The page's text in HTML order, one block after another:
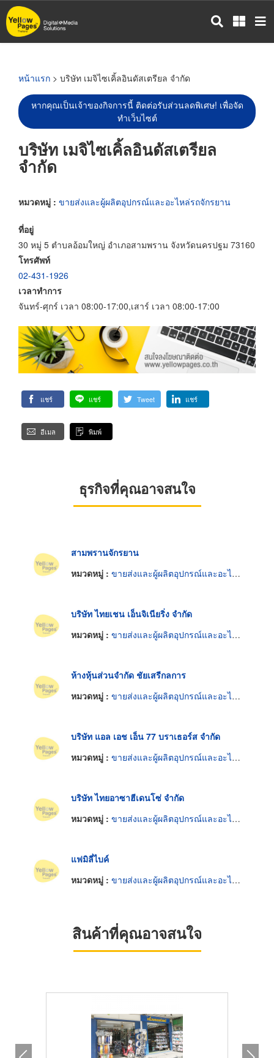
ข้าม
ไป
หน้าแรก > บริษัท เมจิไซเคิ้ลอินดัสเตรียล จำกัด
หากคุณเป็นเจ้าของกิจการนี้ ติดต่อรับส่วนลดพิเศษ! เพื่อจัด
ทำเว็บไซต์
บริษัท เมจิไซเคิ้ลอินดัสเตรียล
จำกัด
หมวดหมู่ : ขายส่งและผู้ผลิตอุปกรณ์และอะไหล่รถจักรยาน
ที่อยู่
30 หมู่ 5 ตำบลอ้อมใหญ่ อำเภอสามพราน จังหวัดนครปฐม 73160
โทรศัพท์
02-431-1926
เวลาทำการ
จันทร์-ศุกร์ เวลา 08:00-17:00,เสาร์ เวลา 08:00-17:00
แชร์ แชร์ Tweet แชร์
อีเมล พิมพ์
ธุรกิจที่คุณอาจสนใจ
สามพรานจักรยาน
หมวดหมู่ : ขายส่งและผู้ผลิตอุปกรณ์และอะไหล่รถจักรยาน
บริษัท ไทยเชน เอ็นจิเนียริ่ง จำกัด
หมวดหมู่ : ขายส่งและผู้ผลิตอุปกรณ์และอะไหล่รถจักรยาน
ห้างหุ้นส่วนจำกัด ชัยเสรีกลการ
หมวดหมู่ : ขายส่งและผู้ผลิตอุปกรณ์และอะไหล่รถจักรยาน
บริษัท แอล เอช เอ็น 77 บราเธอร์ส จำกัด
หมวดหมู่ : ขายส่งและผู้ผลิตอุปกรณ์และอะไหล่รถจักรยาน
บริษัท ไทยอาซาฮีเดนโซ่ จำกัด
หมวดหมู่ : ขายส่งและผู้ผลิตอุปกรณ์และอะไหล่รถจักรยาน
แฟมิลี่ไบค์
หมวดหมู่ : ขายส่งและผู้ผลิตอุปกรณ์และอะไหล่รถจักรยาน
สินค้าที่คุณอาจสนใจ